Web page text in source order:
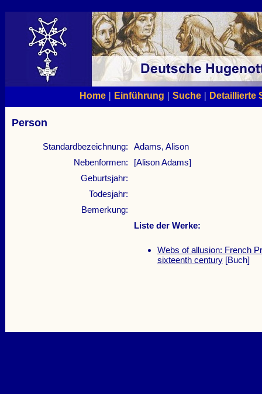
Home| Einführung | Suche| Detaillierte
Person
Standardbezeichnung:
Adams, Alison
Nebenformen:
[Alison Adams]
Geburtsjahr:
Todesjahr:
Bemerkung:
Liste der Werke:
Webs of allusion: French
sixteenth century[Buch]